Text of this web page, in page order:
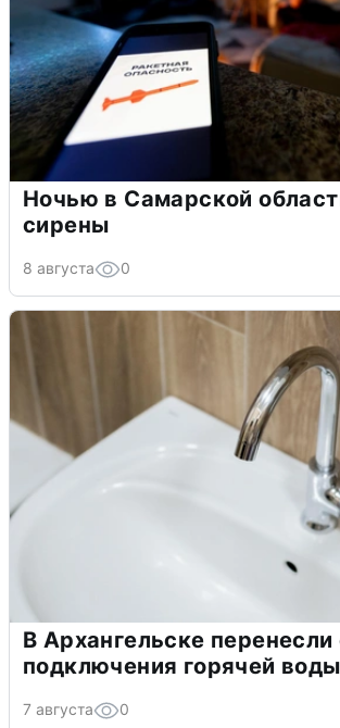
Ночью в Самарской
сирены
8 августа 0
В Архангельске перенесли
подключения горячей воды
7 августа 0